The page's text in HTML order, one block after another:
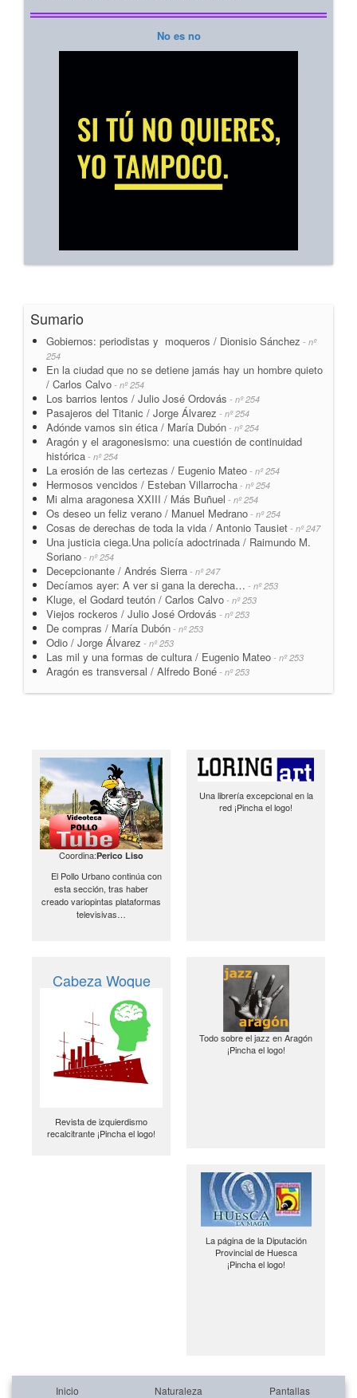
No es no
Sumario
Gobiernos: periodistas y moqueros / Dionisio Sánchez - nº
254
En la ciudad que no se detiene jamás hay un hombre quieto
/ Carlos Calvo - nº 254
Los barrios lentos / Julio José Ordovás - nº 254
Pasajeros del Titanic / Jorge Álvarez - nº 254
Adónde vamos sin ética / María Dubón - nº 254
Aragón y el aragonesismo: una cuestión de continuidad
histórica - nº 254
La erosión de las certezas / Eugenio Mateo - nº 254
Hermosos vencidos / Esteban Villarrocha - nº 254
Mi alma aragonesa XXIII / Más Buñuel - nº 254
Os deseo un feliz verano / Manuel Medrano - nº 254
Cosas de derechas de toda la vida / Antonio Tausiet - nº 247
Una justicia ciega.Una policía adoctrinada / Raimundo M.
Soriano - nº 254
Decepcionante / Andrés Sierra - nº 247
Decíamos ayer: A ver si gana la derecha… - nº 253
Kluge, el Godard teutón / Carlos Calvo - nº 253
Viejos rockeros / Julio José Ordovás - nº 253
De compras / María Dubón - nº 253
Odio / Jorge Álvarez - nº 253
Las mil y una formas de cultura / Eugenio Mateo - nº 253
Aragón es transversal / Alfredo Boné - nº 253
Coordina:Perico Liso
El Pollo Urbano continúa con
esta sección, tras haber
creado variopintas plataformas
televisivas…
Una librería excepcional en la
red ¡Pincha el logo!
Cabeza Woque
Revista de izquierdismo
recalcitrante ¡Pincha el logo!
Todo sobre el jazz en Aragón
¡Pincha el logo!
La página de la Diputación
Provincial de Huesca
¡Pincha el logo!
Inicio Naturaleza Pantallas